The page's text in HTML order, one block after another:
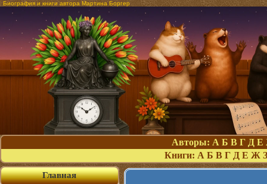
Биография и книги автора Мартина Боргер
Авторы: А Б В Г Д Е
Книги: А Б В Г Д Е Ж З
Главная